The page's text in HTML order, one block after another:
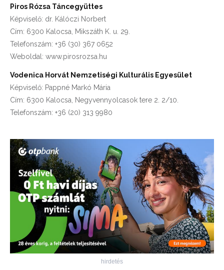
Piros Rózsa Táncegyüttes
Képviselő: dr. Kálóczi Norbert
Cím: 6300 Kalocsa, Mikszáth K. u. 29.
Telefonszám: +36 (30) 367 0652
Weboldal: www.pirosrozsa.hu
Vodenica Horvát Nemzetiségi Kulturális Egyesület
Képviselő: Pappné Markó Mária
Cím: 6300 Kalocsa, Negyvennyolcasok tere 2. 2/10.
Telefonszám: +36 (20) 313 9980
hirdetés